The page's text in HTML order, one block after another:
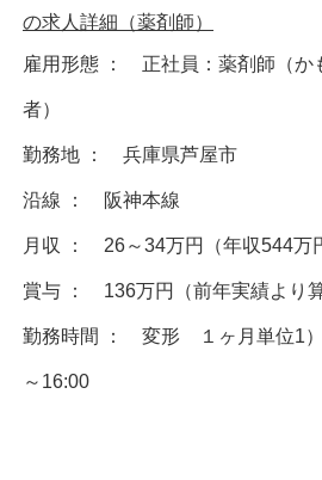
の求人詳細（薬剤師）
雇用形態 ： 正社員：薬剤師（か
者）
勤務地 ： 兵庫県芦屋市
沿線 ： 阪神本線
月収 ： 26～34万円（年収544万
賞与 ： 136万円（前年実績より算
勤務時間 ： 変形 １ヶ月単位1）
～16:00